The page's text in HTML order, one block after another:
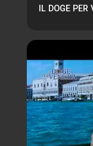
IL DOGE